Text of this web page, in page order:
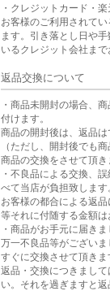
・クレジットカード・
お客様のご利用されて
ます。引き落とし日や
いるクレジット会社まで
返品交換について
・商品未開封の場合、
付けます。
商品の開封後は、返品は
（ただし、開封後でも
商品の交換をさせて頂き
・不良品による交換、
べて当店が負担致します
お客様の都合による返
等それに付随する金額は
・商品がお手元に届き
万一不良品等がございま
すぐに交換させて頂きま
返品・交換につきまし
い。それを過ぎますと